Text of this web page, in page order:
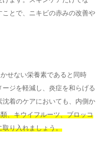
とで、ニキビの赤みの改善や
せない栄養素であると同時
ジを軽減し、炎症を和らげる
着のケアにおいても、内側か
、キウイフルーツ、ブロッコ
取り入れましょう。